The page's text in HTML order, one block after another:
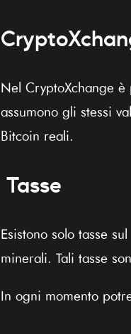
Nel CryptoXchange
assumono gli stessi
Bitcoin reali.
Tasse
Esistono solo tasse
minerali. Tali tasse
In ogni momento